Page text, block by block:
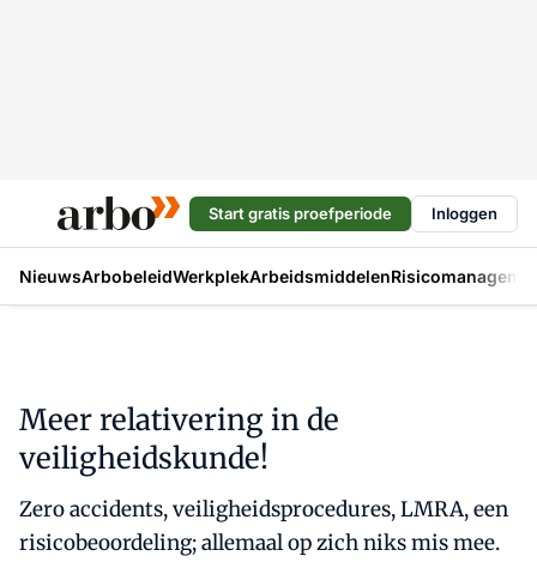
Start gratis proefperiode Inloggen
NieuwsArbobeleidWerkplekArbeidsmiddelen
Meer relativering in de
veiligheidskunde!
Zero accidents, veiligheidsprocedures, LMRA, een
risicobeoordeling; allemaal op zich niks mis mee.